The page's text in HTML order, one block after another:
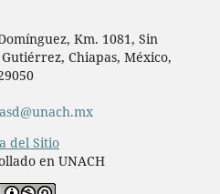
Km. 1081, Sin
Chiapas, México,
del Sitio
en UNACH